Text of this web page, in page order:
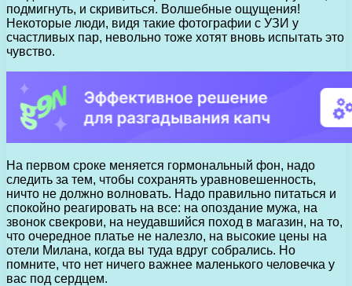
подмигнуть, и скривиться. Волшебные ощущения!
Некоторые люди, видя такие фотографии с УЗИ у
счастливых пар, невольно тоже хотят вновь испытать это
чувство.
На первом сроке меняется гормональный фон, надо
следить за тем, чтобы сохранять уравновешенность,
ничто не должно волновать. Надо правильно питаться и
спокойно реагировать на все: на опоздание мужа, на
звонок свекрови, на неудавшийся поход в магазин, на то,
что очередное платье не налезло, на высокие цены на
отели Милана, когда вы туда вдруг собрались. Но
помните, что нет ничего важнее маленького человечка у
вас под сердцем.